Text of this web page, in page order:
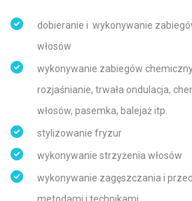
dobieranie i wykonywanie
włosów
wykonywanie zabiegów
rozjaśnianie, trwała ondulacja,
włosów, pasemka, balejaż itp.
stylizowanie fryzur
wykonywanie strzyżenia włosów
wykonywanie zagęszczania i